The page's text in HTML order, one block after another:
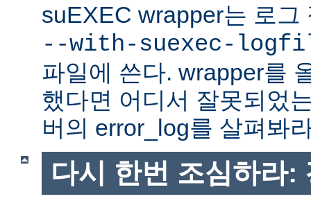
suEXEC wrapper는 로그
--with-suexec-
파일에 쓴다. wrapper를
했다면 어디서 잘못되었
버의 error_log를 살펴봐
다시 한번 조심하라: